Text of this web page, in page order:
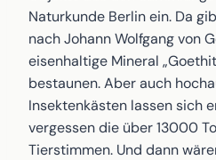
Naturkunde Berlin ein. Da
nach Johann Wolfgang von
eisenhaltige Mineral
bestaunen. Aber auch
Insektenkästen lassen sich
vergessen die über 13000
Tierstimmen. Und dann